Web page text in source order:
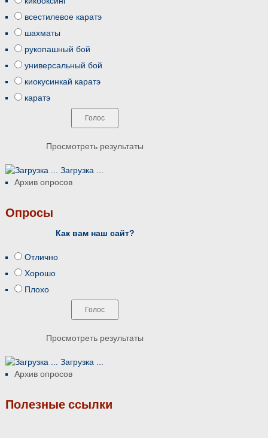
всестилевое каратэ
шахматы
рукопашный бой
универсальный бой
киокусинкай каратэ
каратэ
Просмотреть результаты
Загрузка ...
Архив опросов
Опросы
Как вам наш сайт?
Отлично
Хорошо
Плохо
Просмотреть результаты
Загрузка ...
Архив опросов
Полезные ссылки